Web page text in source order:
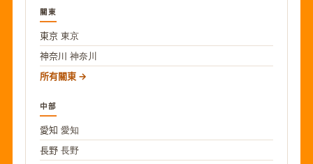
關東
東京 東京
神奈川 神奈川
所有關東
中部
愛知 愛知
長野 長野